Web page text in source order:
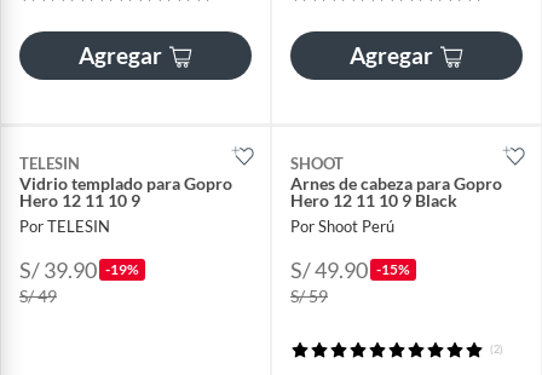
Agregar Agregar
TELESIN
Vidrio templado para Gopro
Hero 12 11 10 9
Por TELESIN
S/ 39.90 -19%
S/ 49
SHOOT
Arnes de cabeza para Gopro
Hero 12 11 10 9 Black
Por Shoot Perú
S/ 49.90 -15%
S/ 59
(2)